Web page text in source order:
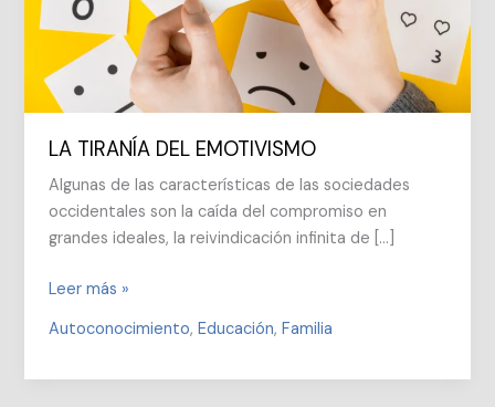
LA TIRANÍA DEL EMOTIVISMO
Algunas de las características de las sociedades
occidentales son la caída del compromiso en
grandes ideales, la reivindicación infinita de […]
LA
DEL
Leer más »
Autoconocimiento,Educación,Familia